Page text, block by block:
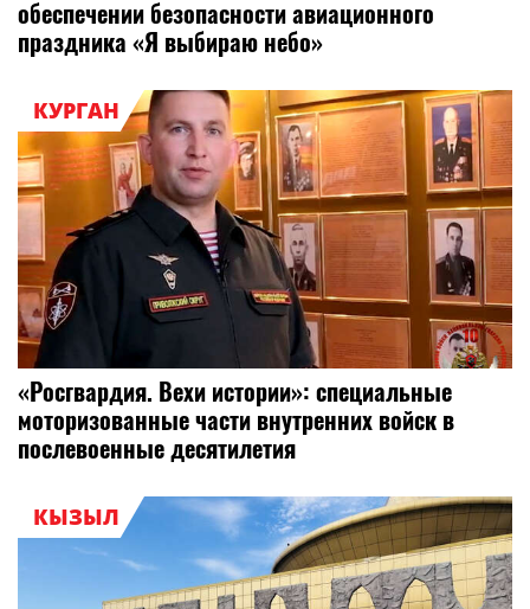
обеспечении безопасности авиационного
праздника «Я выбираю небо»
КУРГАН
«Росгвардия. Вехи истории»: специальные
моторизованные части внутренних войск в
послевоенные десятилетия
КЫЗЫЛ